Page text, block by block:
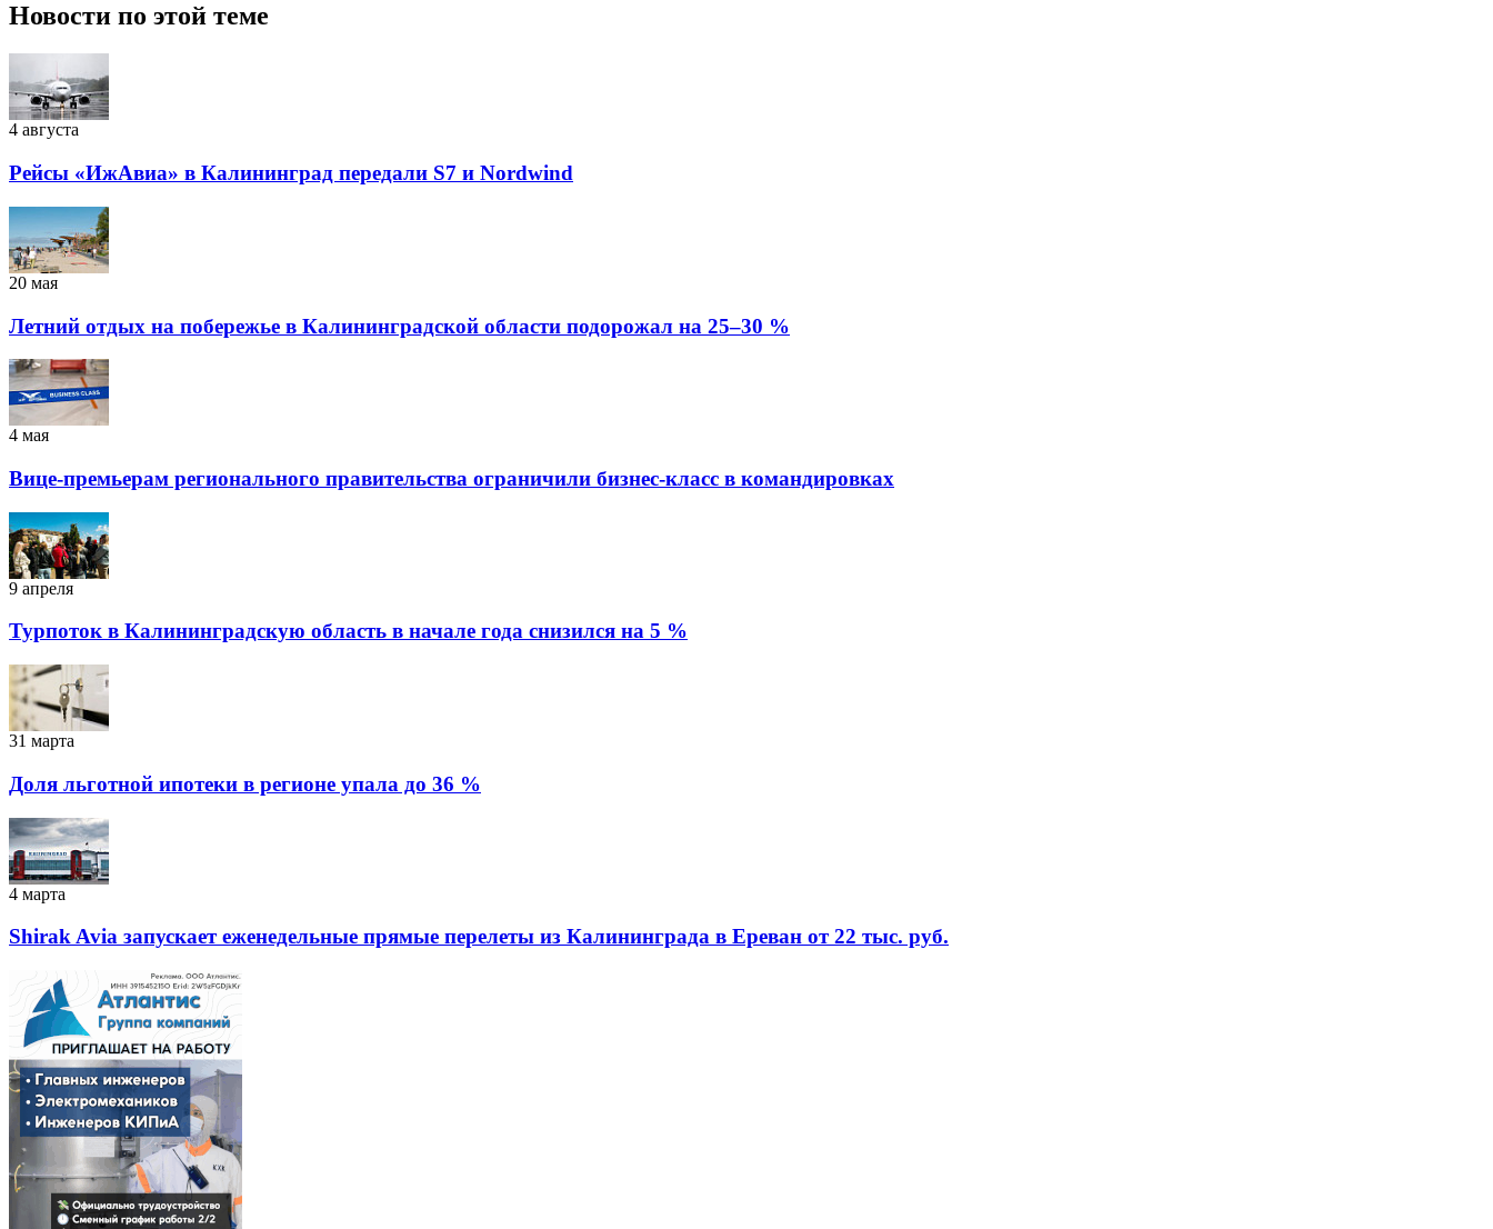
Новости по этой теме
4 августа
Рейсы «ИжАвиа» в Калининград передали S7 и Nordwind
20 мая
Летний отдых на побережье в Калининградской области подорожал на 25–30 %
4 мая
Вице-премьерам регионального правительства ограничили бизнес-класс в командировках
9 апреля
Турпоток в Калининградскую область в начале года снизился на 5 %
31 марта
Доля льготной ипотеки в регионе упала до 36 %
4 марта
Shirak Avia запускает еженедельные прямые перелеты из Калининграда в Ереван от 22 тыс. руб.